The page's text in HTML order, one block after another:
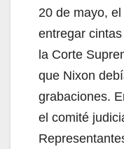
20 de mayo,
entregar
la Corte
que Nixon
grabaciones.
el comité